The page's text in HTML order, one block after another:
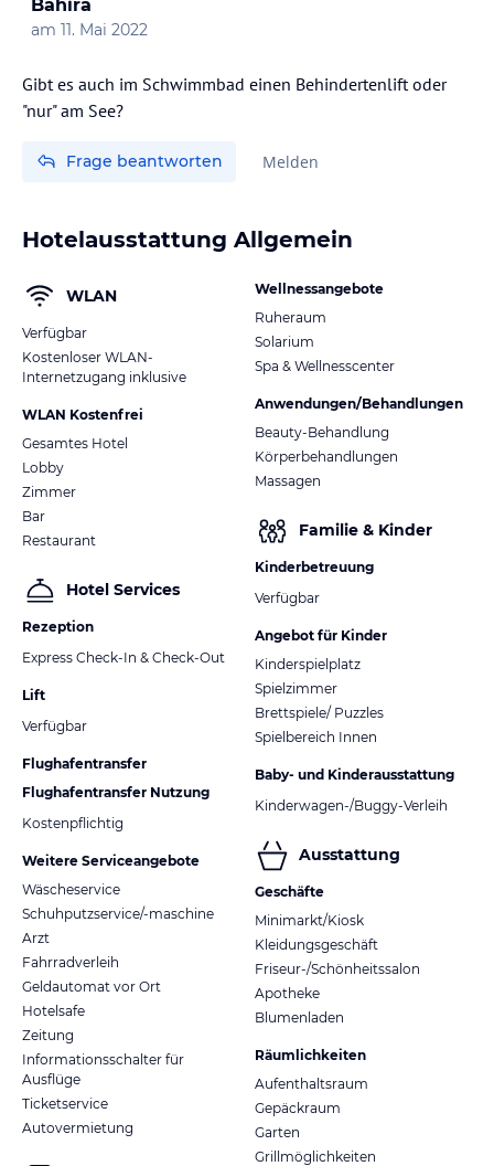
Bahira
am 11. Mai 2022
Gibt es auch im Schwimmbad einen Behindertenlift oder
"nur" am See?
Frage beantworten Melden
Hotelausstattung Allgemein
WLAN
Verfügbar
Kostenloser WLAN-
Internetzugang inklusive
WLAN Kostenfrei
Gesamtes Hotel
Lobby
Zimmer
Bar
Restaurant
Hotel Services
Rezeption
Express Check-In & Check-Out
Lift
Verfügbar
Flughafentransfer
Flughafentransfer Nutzung
Kostenpflichtig
Weitere Serviceangebote
Wäscheservice
Schuhputzservice/-maschine
Arzt
Fahrradverleih
Geldautomat vor Ort
Hotelsafe
Zeitung
Informationsschalter für
Ausflüge
Ticketservice
Autovermietung
Wellnessangebote
Ruheraum
Solarium
Spa & Wellnesscenter
Anwendungen/Behandlungen
Beauty-Behandlung
Körperbehandlungen
Massagen
Familie & Kinder
Kinderbetreuung
Verfügbar
Angebot für Kinder
Kinderspielplatz
Spielzimmer
Brettspiele/ Puzzles
Spielbereich Innen
Baby- und Kinderausstattung
Kinderwagen-/Buggy-Verleih
Ausstattung
Geschäfte
Minimarkt/Kiosk
Kleidungsgeschäft
Friseur-/Schönheitssalon
Apotheke
Blumenladen
Räumlichkeiten
Aufenthaltsraum
Gepäckraum
Garten
Grillmöglichkeiten